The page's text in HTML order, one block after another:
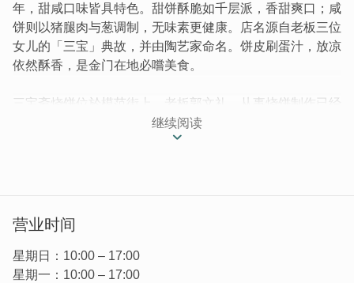
年，甜咸口味皆具特色。甜饼酥脆如千层派，香甜爽口；咸
饼则以猪腿肉与葱调制，无味素更健康。店名源自老板三位
女儿的「三宝」典故，并由陶艺家命名。饼皮刷蛋汁，放凉
依然酥香，是金门在地必嚐美食。
三宝斋烧饼位於模范街上，老板郭文礼，从事烧饼制作已经
40多年，祖传三代经不断改良的在地好滋味，取名「三宝
斋」，之所以如此取名，是因为当年有三个宝贝女儿，所以
继续阅读
营业时间
星期日：10:00 – 17:00
星期一：10:00 – 17:00